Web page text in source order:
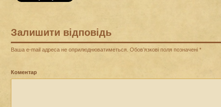
Залишити відповідь
Ваша e-mail адреса не оприлюднюватиметься. Обов’язкові поля позначені *
Коментар